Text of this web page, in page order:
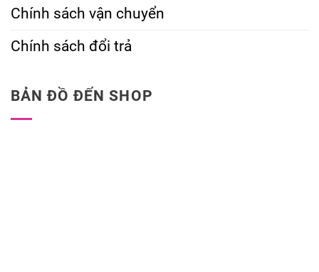
Chính sách vận chuyển
Chính sách đổi trả
BẢN ĐỒ ĐẾN SHOP